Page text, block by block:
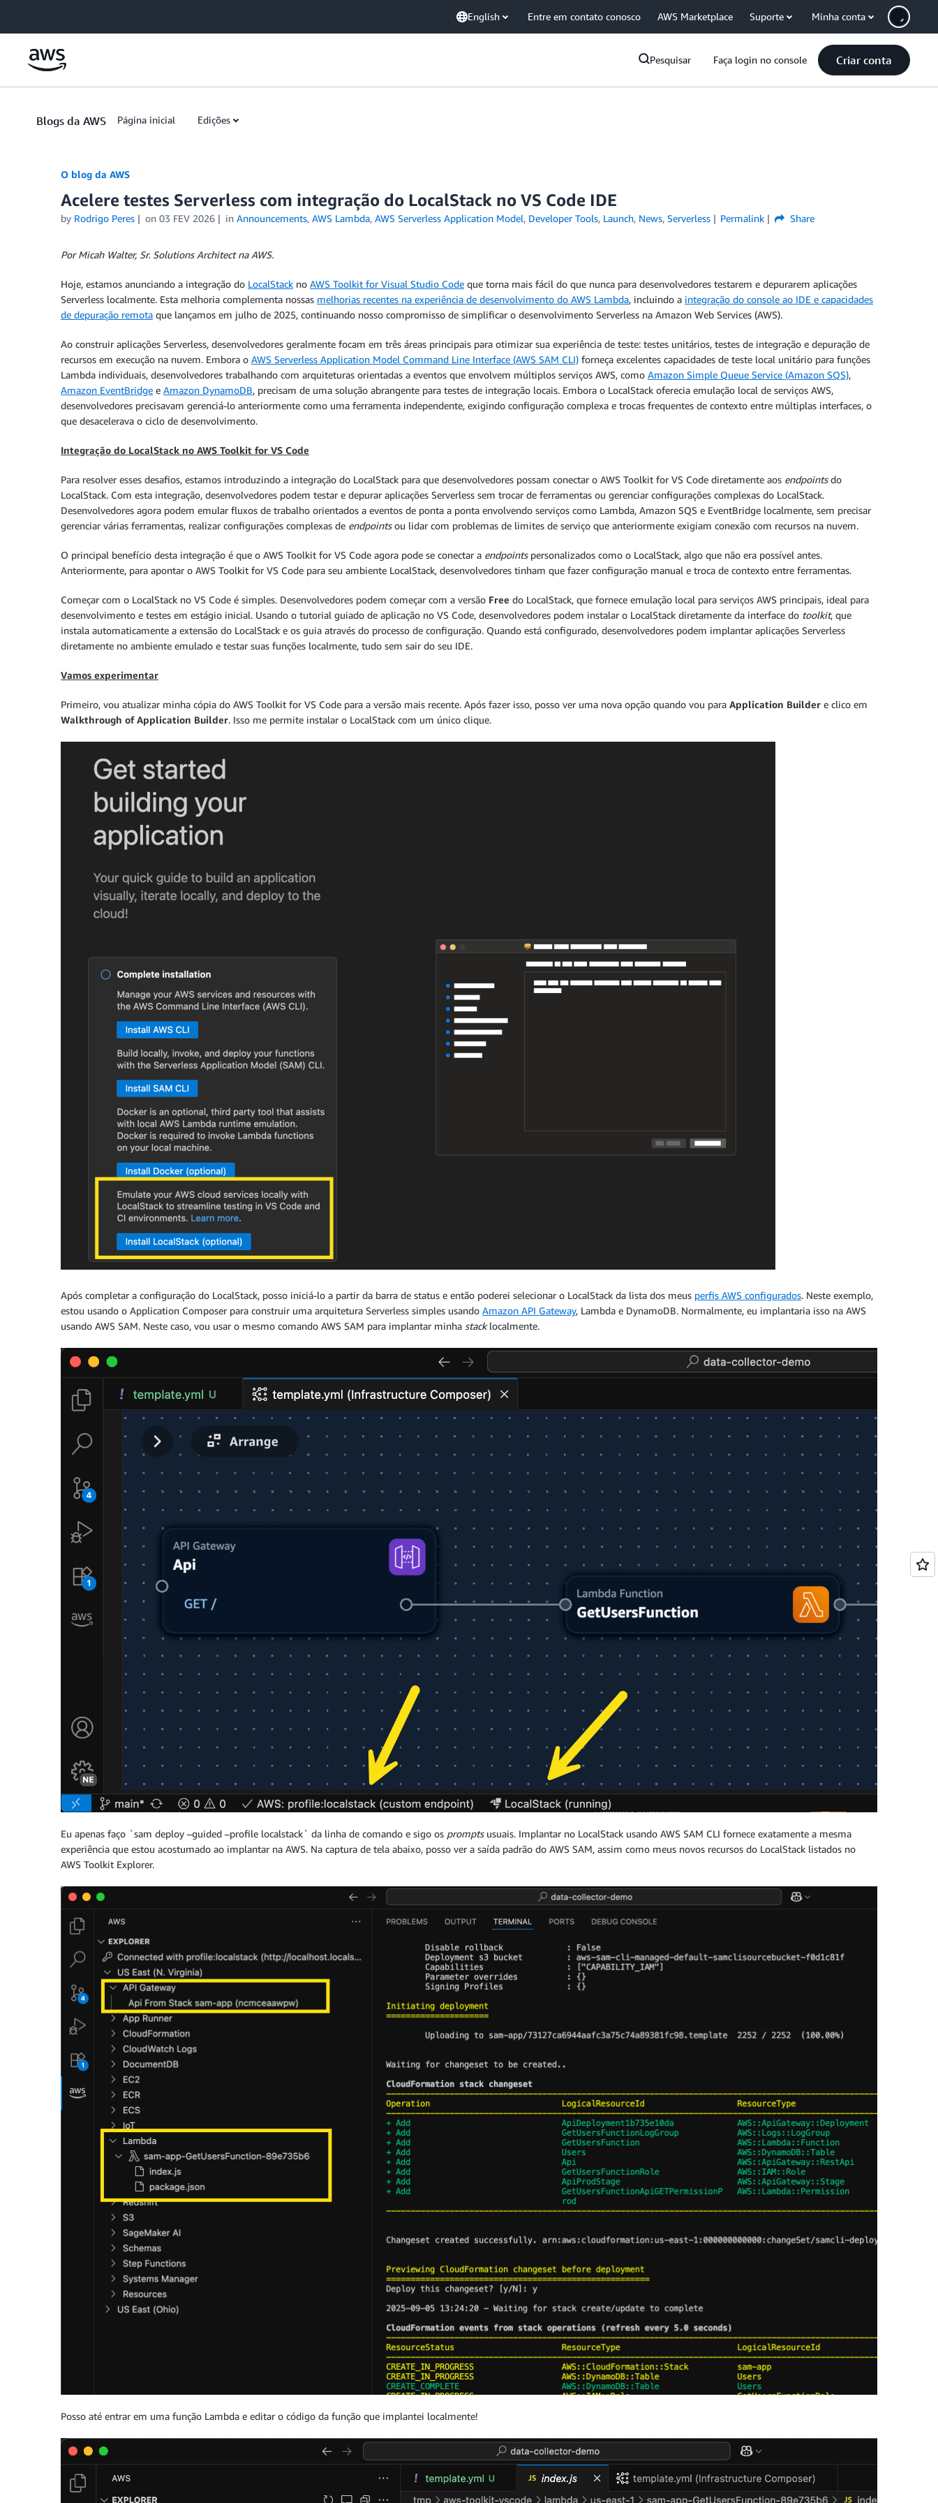
English Entre em contato conosco AWS Marketplace Suporte Minha conta
Pesquisar Faça login no console Criar conta
Blogs da AWS Página inicial Edições
O blog da AWS
Acelere testes Serverless com integração do LocalStack no VS Code IDE
by Rodrigo Peres on 03 FEV 2026 in Announcements, AWS Lambda, AWS Serverless Application Model, Developer Tools, Launch, News, Serverless Permalink Share
Por Micah Walter, Sr. Solutions Architect na AWS.
Hoje, estamos anunciando a integração do LocalStack no AWS Toolkit for Visual Studio Code que torna mais fácil do que nunca para desenvolvedores testarem e depurarem aplicações
Serverless localmente. Esta melhoria complementa nossas melhorias recentes na experiência de desenvolvimento do AWS Lambda, incluindo a integração do console ao IDE e capacidades
de depuração remota que lançamos em julho de 2025, continuando nosso compromisso de simplificar o desenvolvimento Serverless na Amazon Web Services (AWS).
Ao construir aplicações Serverless, desenvolvedores geralmente focam em três áreas principais para otimizar sua experiência de teste: testes unitários, testes de integração e depuração de
recursos em execução na nuvem. Embora o AWS Serverless Application Model Command Line Interface (AWS SAM CLI) forneça excelentes capacidades de teste local unitário para funções
Lambda individuais, desenvolvedores trabalhando com arquiteturas orientadas a eventos que envolvem múltiplos serviços AWS, como Amazon Simple Queue Service (Amazon SQS),
Amazon EventBridge e Amazon DynamoDB, precisam de uma solução abrangente para testes de integração locais. Embora o LocalStack oferecia emulação local de serviços AWS,
desenvolvedores precisavam gerenciá-lo anteriormente como uma ferramenta independente, exigindo configuração complexa e trocas frequentes de contexto entre múltiplas interfaces, o
que desacelerava o ciclo de desenvolvimento.
Integração do LocalStack no AWS Toolkit for VS Code
Para resolver esses desafios, estamos introduzindo a integração do LocalStack para que desenvolvedores possam conectar o AWS Toolkit for VS Code diretamente aos endpointsdo
LocalStack. Com esta integração, desenvolvedores podem testar e depurar aplicações Serverless sem trocar de ferramentas ou gerenciar configurações complexas do LocalStack.
Desenvolvedores agora podem emular fluxos de trabalho orientados a eventos de ponta a ponta envolvendo serviços como Lambda, Amazon SQS e EventBridge localmente, sem precisar
gerenciar várias ferramentas, realizar configurações complexas de endpointsou lidar com problemas de limites de serviço que anteriormente exigiam conexão com recursos na nuvem.
O principal benefício desta integração é que o AWS Toolkit for VS Code agora pode se conectar a endpointspersonalizados como o LocalStack, algo que não era possível antes.
Anteriormente, para apontar o AWS Toolkit for VS Code para seu ambiente LocalStack, desenvolvedores tinham que fazer configuração manual e troca de contexto entre ferramentas.
Começar com o LocalStack no VS Code é simples. Desenvolvedores podem começar com a versão Free do LocalStack, que fornece emulação local para serviços AWS principais, ideal para
desenvolvimento e testes em estágio inicial. Usando o tutorial guiado de aplicação no VS Code, desenvolvedores podem instalar o LocalStack diretamente da interface do toolkit, que
instala automaticamente a extensão do LocalStack e os guia através do processo de configuração. Quando está configurado, desenvolvedores podem implantar aplicações Serverless
diretamente no ambiente emulado e testar suas funções localmente, tudo sem sair do seu IDE.
Vamos experimentar
Primeiro, vou atualizar minha cópia do AWS Toolkit for VS Code para a versão mais recente. Após fazer isso, posso ver uma nova opção quando vou para Application Builder e clico em
Walkthrough of Application Builder. Isso me permite instalar o LocalStack com um único clique.
Após completar a configuração do LocalStack, posso iniciá-lo a partir da barra de status e então poderei selecionar o LocalStack da lista dos meus perfis AWS configurados. Neste exemplo,
estou usando o Application Composer para construir uma arquitetura Serverless simples usando Amazon API Gateway, Lambda e DynamoDB. Normalmente, eu implantaria isso na AWS
usando AWS SAM. Neste caso, vou usar o mesmo comando AWS SAM para implantar minha stacklocalmente.
Eu apenas faço `sam deploy –guided –profile localstack` da linha de comando e sigo os promptsusuais. Implantar no LocalStack usando AWS SAM CLI fornece exatamente a mesma
experiência que estou acostumado ao implantar na AWS. Na captura de tela abaixo, posso ver a saída padrão do AWS SAM, assim como meus novos recursos do LocalStack listados no
AWS Toolkit Explorer.
Posso até entrar em uma função Lambda e editar o código da função que implantei localmente!